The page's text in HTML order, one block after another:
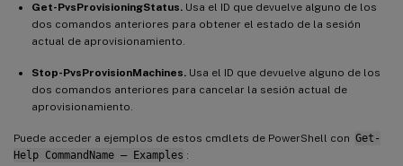
Get-PvsProvisioningStatus. Usa el ID que devuelve alguno de los
dos comandos anteriores para obtener el estado de la sesión
actual de aprovisionamiento.
Stop-PvsProvisionMachines. Usa el ID que devuelve alguno de los
dos comandos anteriores para cancelar la sesión actual de
aprovisionamiento.
Puede acceder a ejemplos de estos cmdlets de PowerShell con Get-
Help CommandName – Examples :